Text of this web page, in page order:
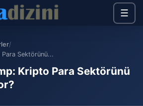
☰
/
Sektörünü...
Kripto Para Sektörünü